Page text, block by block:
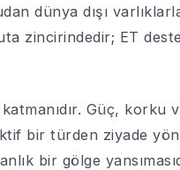
dünya dışı
zincirindedir; ET
Güç, korku
bir türden ziyade
bir gölge